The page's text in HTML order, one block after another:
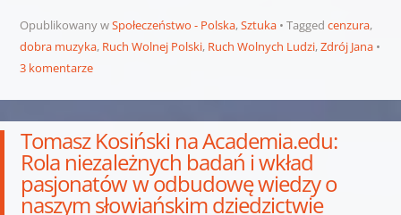
Opublikowany wSpołeczeństwo - Polska,Sztuka Tagged cenzura,
dobra muzyka, Ruch Wolnej Polski, Ruch Wolnych Ludzi,Zdrój Jana
3 komentarze
Tomasz Kosiński na Academia.edu:
Rola niezależnych badań i wkład
pasjonatów w odbudowę wiedzy o
naszym słowiańskim dziedzictwie